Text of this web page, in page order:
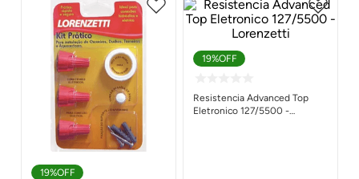
19%OFF
19%OFF
Resistencia Advanced Top
Eletronico 127/5500 -